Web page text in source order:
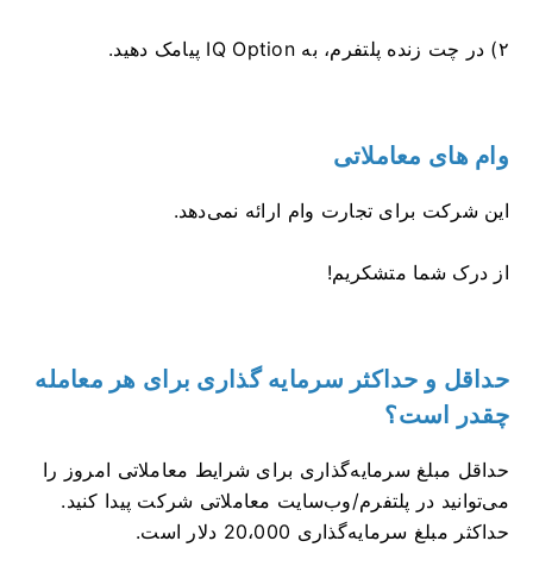
۲) در چت زنده پلتفرم، به IQ Option پیامک دهید.
وام های معاملاتی
این شرکت برای تجارت وام ارائه نمی‌دهد.
از درک شما متشکریم!
حداقل و حداکثر سرمایه گذاری برای هر معامله
چقدر است؟
حداقل مبلغ سرمایه‌گذاری برای شرایط معاملاتی امروز را
می‌توانید در پلتفرم/وب‌سایت معاملاتی شرکت پیدا کنید.
حداکثر مبلغ سرمایه‌گذاری 20،000 دلار است.